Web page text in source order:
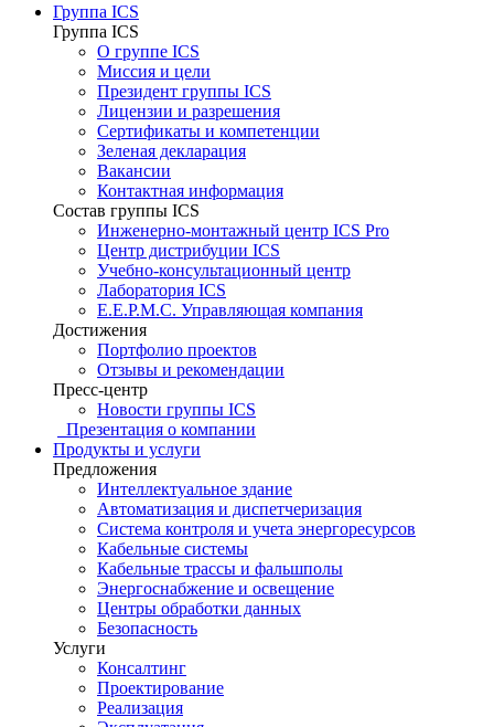
Группа ICS
Группа ICS
О группе ICS
Миссия и цели
Президент группы ICS
Лицензии и разрешения
Сертификаты и компетенции
Зеленая декларация
Вакансии
Контактная информация
Состав группы ICS
Инженерно-монтажный центр ICS Pro
Центр дистрибуции ICS
Учебно-консультационный центр
Лаборатория ICS
E.E.P.M.C. Управляющая компания
Достижения
Портфолио проектов
Отзывы и рекомендации
Пресс-центр
Новости группы ICS
Презентация о компании
Продукты и услуги
Предложения
Интеллектуальное здание
Автоматизация и диспетчеризация
Система контроля и учета энергоресурсов
Кабельные системы
Кабельные трассы и фальшполы
Энергоснабжение и освещение
Центры обработки данных
Безопасность
Услуги
Консалтинг
Проектирование
Реализация